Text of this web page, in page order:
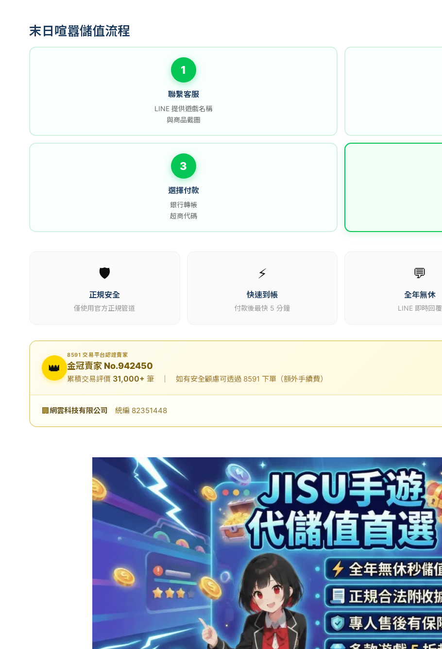
末日喧囂儲值流程
1
聯繫客服
LINE 提供遊戲名稱
與商品截圖
3
選擇付款
銀行轉帳
超商代碼
🛡️
正規安全
僅使用官方正規管道
⚡
快速到帳
付款後最快 5 分鐘
💬
全年無休
LINE 即時回覆
👑
8591 交易平台認證賣家
金冠賣家 No.942450
累積交易評價 31,000+ 筆 ｜ 如有安全顧慮可透過 8591 下單（額外手續費）
🏢網雲科技有限公司 統編 82351448